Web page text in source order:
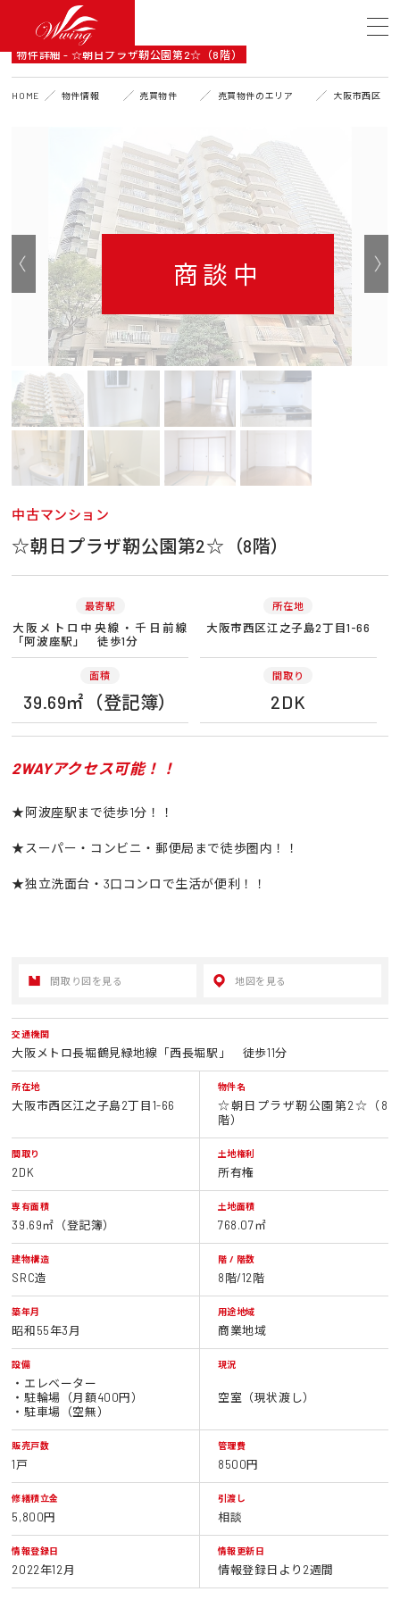
DETAIL
物件詳細 - ☆朝日プラザ靭公園第2☆（8階）
HOME 物件情報 売買物件 売買物件のエリア 大阪市西区
商談中
中古マンション
☆朝日プラザ靭公園第2☆（8階）
最寄駅
大阪メトロ中央線・千日前線
「阿波座駅」 徒歩1分
所在地
大阪市西区江之子島2丁目1-66
面積
39.69㎡（登記簿）
間取り
2DK
2WAYアクセス可能！！
★阿波座駅まで徒歩1分！！
★スーパー・コンビニ・郵便局まで徒歩圏内！！
★独立洗面台・3口コンロで生活が便利！！
間取り図を見る 地図を見る
交通機関
大阪メトロ長堀鶴見緑地線「西長堀駅」 徒歩11分
所在地
大阪市西区江之子島2丁目1-66
物件名
☆朝日プラザ靭公園第2☆（8
階）
間取り
2DK
土地権利
所有権
専有面積
39.69㎡（登記簿）
土地面積
768.07㎡
建物構造
SRC造
階 / 階数
8階/12階
築年月
昭和55年3月
用途地域
商業地域
設備
・エレベーター
・駐輪場（月額400円）
・駐車場（空無）
現況
空室（現状渡し）
販売戸数
1戸
管理費
8500円
修繕積立金
5,800円
引渡し
相談
情報登録日
2022年12月
情報更新日
情報登録日より2週間